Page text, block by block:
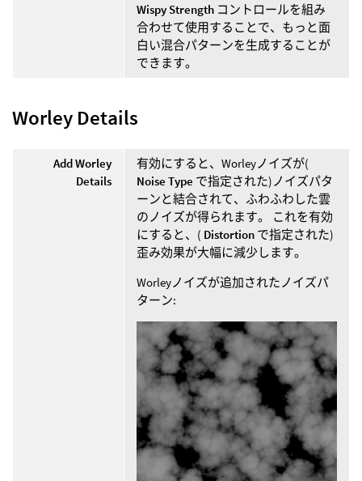
Wispy Strength コントロールを組み
合わせて使用することで、もっと面
白い混合パターンを生成することが
できます。
Worley Details
Add Worley
Details
有効にすると、Worleyノイズが(
Noise Type で指定された)ノイズパタ
ーンと結合されて、ふわふわした雲
のノイズが得られます。 これを有効
にすると、( Distortion で指定された)
歪み効果が大幅に減少します。
Worleyノイズが追加されたノイズパ
ターン: